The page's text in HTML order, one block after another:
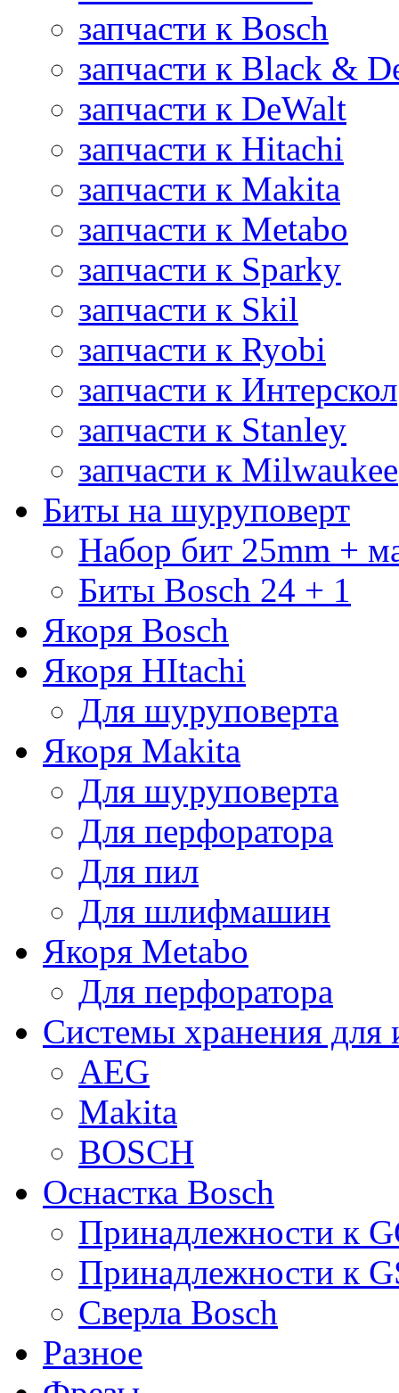
запчасти к Bosch
запчасти к Black &
запчасти к DeWalt
запчасти к Hitachi
запчасти к Makita
запчасти к Metabo
запчасти к Sparky
запчасти к Skil
запчасти к Ryobi
запчасти к Интерскол
запчасти к Stanley
запчасти к Milwaukee
Биты на шуруповерт
Набор бит 25mm +
Биты Bosch 24 + 1
Якоря Bosch
Якоря HItachi
Для шуруповерта
Якоря Makita
Для шуруповерта
Для перфоратора
Для пил
Для шлифмашин
Якоря Metabo
Для перфоратора
Системы хранения для
AEG
Makita
BOSCH
Оснастка Bosch
Принадлежности к
Принадлежности к
Сверла Bosch
Разное